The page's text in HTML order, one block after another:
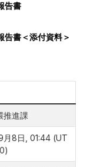
告書
告書＜添付資料＞
推進課
月8日, 01:44 (UT